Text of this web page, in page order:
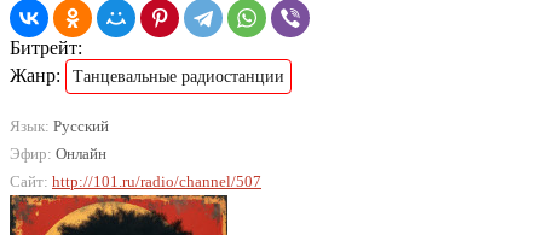
Битрейт:
Жанр:
Танцевальные радиостанции
Язык: Русский
Эфир: Онлайн
Сайт: http://101.ru/radio/channel/507